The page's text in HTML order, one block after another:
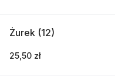
Żurek (12)
25,50 zł